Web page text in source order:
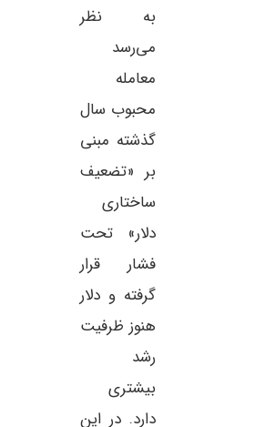
به نظر
می‌رسد
معامله
محبوب سال
گذشته مبنی
بر «تضعیف
ساختاری
دلار» تحت
فشار قرار
گرفته و دلار
هنوز ظرفیت
رشد
بیشتری
دارد. در این